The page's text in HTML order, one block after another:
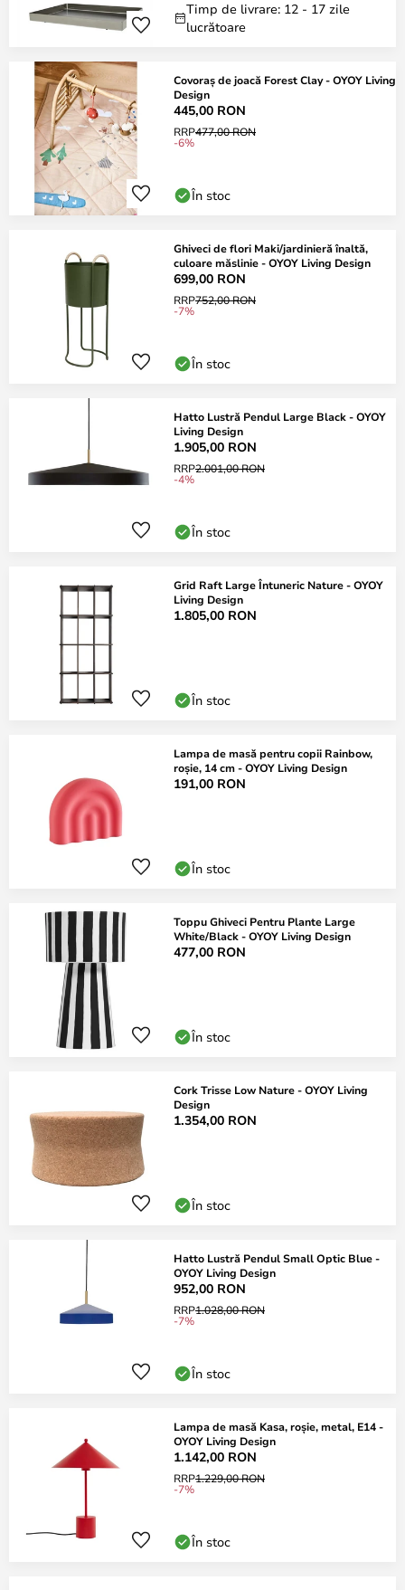
Timp de livrare: 12 - 17 zile
lucrătoare
Covoraș de joacă Forest Clay - OYOY Living
Design
445,00 RON
RRP477,00 RON
-6%
În stoc
Ghiveci de flori Maki/jardinieră înaltă,
culoare măslinie - OYOY Living Design
699,00 RON
RRP752,00 RON
-7%
În stoc
Hatto Lustră Pendul Large Black - OYOY
Living Design
1.905,00 RON
RRP2.001,00 RON
-4%
În stoc
Grid Raft Large Întuneric Nature - OYOY
Living Design
1.805,00 RON
În stoc
Lampa de masă pentru copii Rainbow,
roșie, 14 cm - OYOY Living Design
191,00 RON
În stoc
Toppu Ghiveci Pentru Plante Large
White/Black - OYOY Living Design
477,00 RON
În stoc
Cork Trisse Low Nature - OYOY Living
Design
1.354,00 RON
În stoc
Hatto Lustră Pendul Small Optic Blue -
OYOY Living Design
952,00 RON
RRP1.028,00 RON
-7%
În stoc
Lampa de masă Kasa, roșie, metal, E14 -
OYOY Living Design
1.142,00 RON
RRP1.229,00 RON
-7%
În stoc